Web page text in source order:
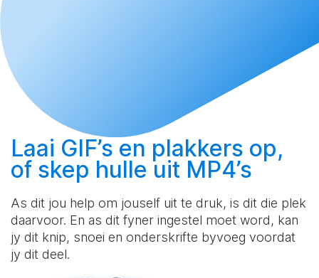
Laai GIF’s en plakkers op,
of skep hulle uit MP4’s
As dit jou help om jouself uit te druk, is dit die plek
daarvoor. En as dit fyner ingestel moet word, kan
jy dit knip, snoei en onderskrifte byvoeg voordat
jy dit deel.